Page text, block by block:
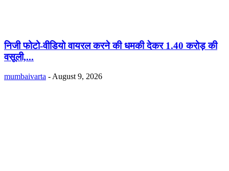
निजी फोटो-वीडियो वायरल करने की धमकी देकर 1.40 करोड़ की
वसूली,...
mumbaivarta - August 9, 2026